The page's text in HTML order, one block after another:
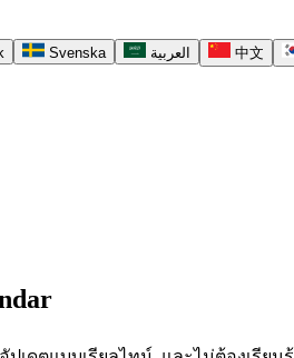
Svenska العربية 中文